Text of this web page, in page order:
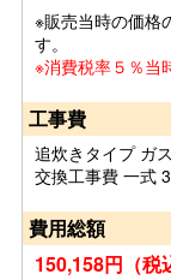
※販売当時の価格
す。
※消費税率５％当
工事費
追炊きタイプ ガ
交換工事費 一式
費用総額
150,158円（税